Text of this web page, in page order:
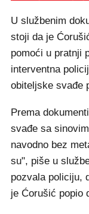
U službenim
stoji da je
pomoći u pratnji
interventna
obiteljske svađe
Prema
svađe sa
navodno bez
su", piše u
pozvala policiju,
je Ćorušić popio